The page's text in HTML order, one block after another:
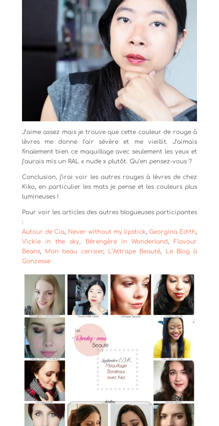
J’aime assez mais je trouve que cette couleur de rouge à
lèvres me donne l’air sévère et me vieillit. J’aimais
finalement bien ce maquillage avec seulement les yeux et
j’aurais mis un RAL « nude » plutôt. Qu’en pensez-vous ?
Conclusion, j’irai voir les autres rouges à lèvres de chez
Kiko, en particulier les mats je pense et les couleurs plus
lumineuses !
Pour voir les articles des autres blogueuses participantes
:
Autour de Cia, Never without my lipstick,Georgina Edith,
Vickie in the sky, Bérengère in Wonderland,Flavour
Beans, Mon beau cerisier, L’Attrape Beauté, Le Blog à
Gonzesse